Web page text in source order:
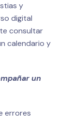
y
digital
consultar
calendario y
un
errores